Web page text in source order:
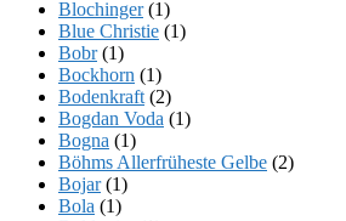
Blochinger(1)
Blue Christie (1)
Bobr(1)
Bockhorn (1)
Bodenkraft (2)
Bogdan Voda (1)
Bogna (1)
Böhms Allerfrüheste Gelbe (2)
Bojar(1)
Bola (1)